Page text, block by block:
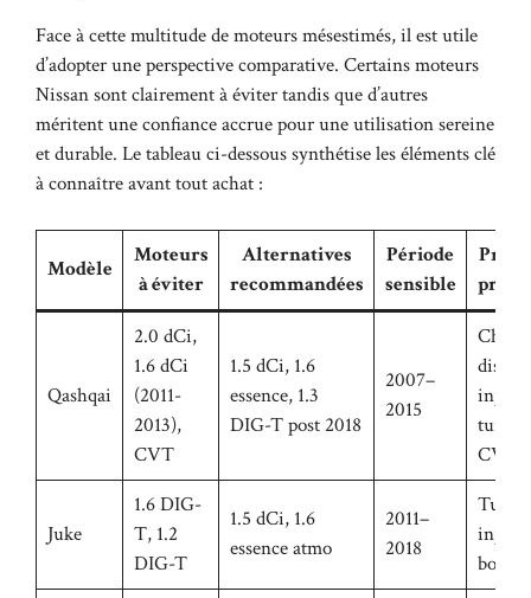
Face à cette multitude de moteurs mésestimés, il est utile
d’adopter une perspective comparative. Certains moteurs
Nissan sont clairement à éviter tandis que d’autres
méritent une confiance accrue pour une utilisation sereine
et durable. Le tableau ci-dessous synthétise les éléments clé
à connaître avant tout achat :
Modèle
Moteurs
à éviter
Alternatives
recommandées
Période
sensible
Qashqai
2.0 dCi,
1.6 dCi
(2011-
2013),
CVT
1.5 dCi, 1.6
essence, 1.3
DIG-T post 2018
2007–
2015
turbo,
CVT
Juke
1.6 DIG-
T, 1.2
DIG-T
1.5 dCi, 1.6
essence atmo
2011–
2018
Turbo,
boîte